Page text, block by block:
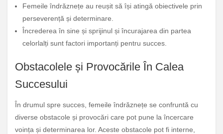
Femeile îndrăznețe au reușit să își atingă obiectivele prin
perseverență și determinare.
Încrederea în sine și sprijinul și încurajarea din partea
celorlalți sunt factori importanți pentru succes.
Obstacolele și Provocările În Calea
Succesului
În drumul spre succes, femeile îndrăznețe se confruntă cu
diverse obstacole și provocări care pot pune la încercare
voința și determinarea lor. Aceste obstacole pot fi interne,